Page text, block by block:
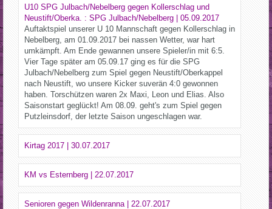
U10 SPG Julbach/Nebelberg gegen Kollerschlag und
Neustift/Oberka. : SPG Julbach/Nebelberg | 05.09.2017
Auftaktspiel unserer U 10 Mannschaft gegen Kollerschlag in
Nebelberg, am 01.09.2017 bei nassen Wetter, war hart
umkämpft. Am Ende gewannen unsere Spieler/in mit 6:5.
Vier Tage später am 05.09.17 ging es für die SPG
Julbach/Nebelberg zum Spiel gegen Neustift/Oberkappel
nach Neustift, wo unsere Kicker suverän 4:0 gewonnen
haben. Torschützen waren 2x Maxi, Leon und Elias. Also
Saisonstart geglückt! Am 08.09. geht's zum Spiel gegen
Putzleinsdorf, der letzte Saison ungeschlagen war.
Kirtag 2017 | 30.07.2017
KM vs Esternberg | 22.07.2017
Senioren gegen Wildenranna | 22.07.2017